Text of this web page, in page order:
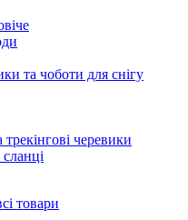
та чоботи для снігу
трекінгові черевики